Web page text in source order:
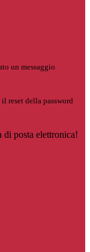
un messaggio
reset della password
di posta elettronica!